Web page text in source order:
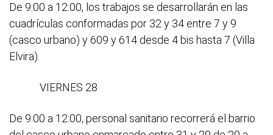
De 9:00 a 12:00, los trabajos se desarrollarán en las
cuadrículas conformadas por 32 y 34 entre 7 y 9
(casco urbano) y 609 y 614 desde 4 bis hasta 7 (Villa
Elvira).
VIERNES 28
De 9:00 a 12:00, personal sanitario recorrerá el barrio